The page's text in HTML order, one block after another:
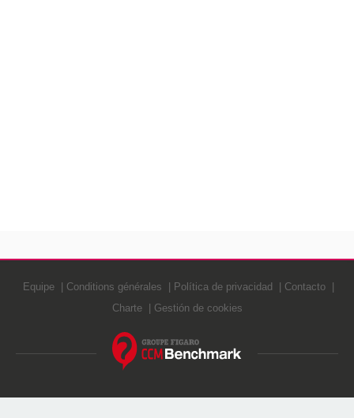
Equipe Conditions générales Política de privacidad
Contacto
Charte
Gestión de cookies